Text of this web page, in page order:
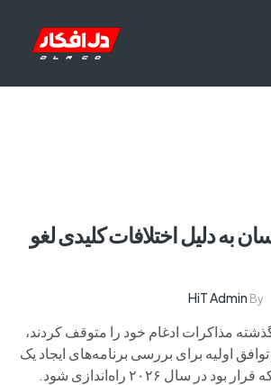
به دلیل اختلافات کلیدی لغو
By
HiT Admin
مذاکرات ادغام خود را متوقف کردند،
اولیه برای بررسی برنامه‌های ایجاد یک
شرکت هلدینگ جدید که قرار بود در سال ۲۰۲۶ راه‌اندازی شود.